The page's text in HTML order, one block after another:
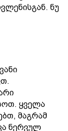
ნუ
ყველა
მაგრამ
ნერვულ